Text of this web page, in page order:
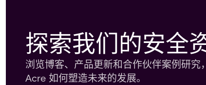
探索我们的安全
浏览博客、产品更新和合作伙伴案例研
Acre 如何塑造未来的发展。